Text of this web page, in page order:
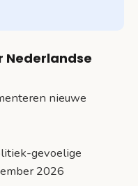
Nederlandse
nieuwe
gevoelige
2026